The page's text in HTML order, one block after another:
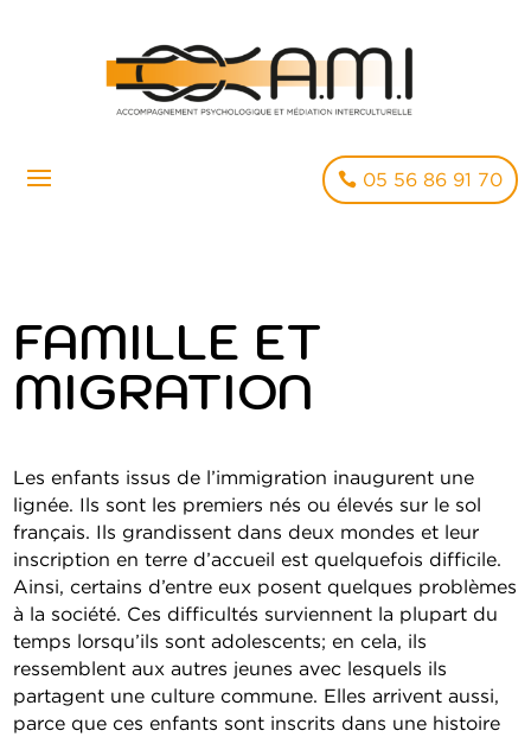
05 56 86 91 70
FAMILLE ET
MIGRATION
Les enfants issus de l’immigration inaugurent une
lignée. Ils sont les premiers nés ou élevés sur le sol
français. Ils grandissent dans deux mondes et leur
inscription en terre d’accueil est quelquefois difficile.
Ainsi, certains d’entre eux posent quelques problèmes
à la société. Ces difficultés surviennent la plupart du
temps lorsqu’ils sont adolescents; en cela, ils
ressemblent aux autres jeunes avec lesquels ils
partagent une culture commune. Elles arrivent aussi,
parce que ces enfants sont inscrits dans une histoire